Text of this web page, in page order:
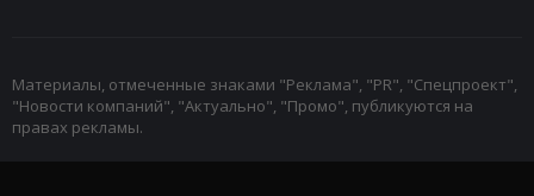
Материалы, отмеченные знаками "Реклама", "PR", "Спецпроект",
"Новости компаний", "Актуально", "Промо", публикуются на
правах рекламы.